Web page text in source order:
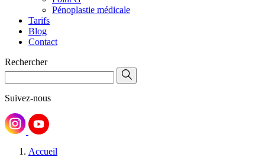
Pénoplastie médicale
Tarifs
Blog
Contact
Rechercher
Suivez-nous
Accueil